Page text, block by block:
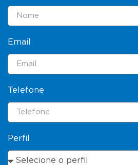
Email
Telefone
Perfil